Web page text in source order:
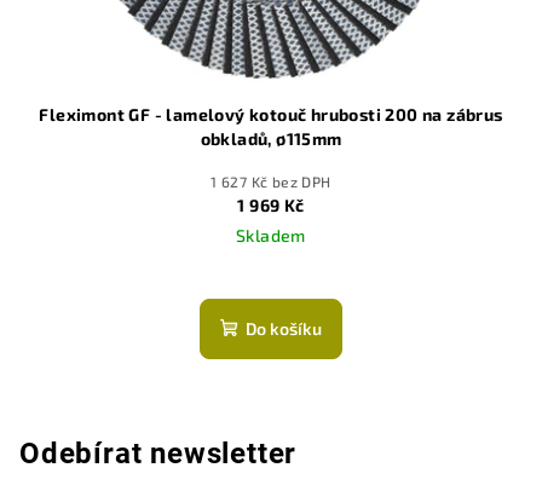
Fleximont GF - lamelový kotouč hrubosti 200 na zábrus
obkladů, ø115mm
1 627 Kč bez DPH
1 969 Kč
Skladem
hodnocení
produktu
hvězdiček.
Do košíku
Odebírat newsletter